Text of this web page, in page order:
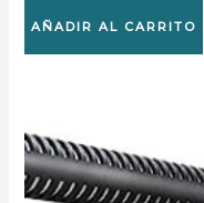
AÑADIR AL CARRITO